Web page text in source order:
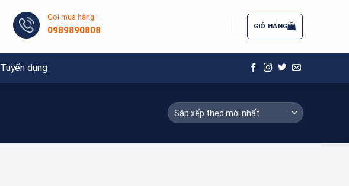
Gọi mua hàng
0989890808 GIỎ HÀNG
Tuyển dụng